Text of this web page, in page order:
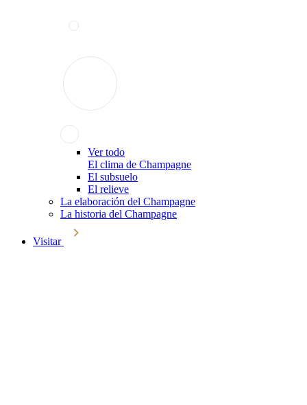
Ver todo
El clima de Champagne
El subsuelo
El relieve
La elaboración del Champagne
La historia del Champagne
Visitar